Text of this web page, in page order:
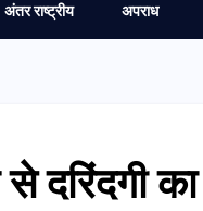
अंतर राष्ट्रीय अपराध
दरिंदगी का